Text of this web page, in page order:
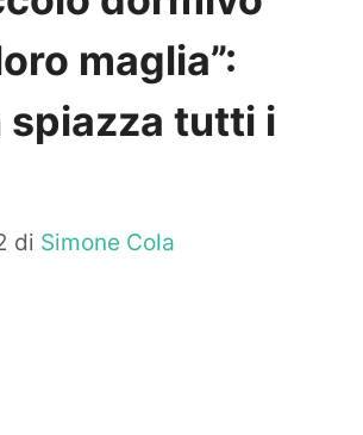
maglia”:
spiazza tutti i
di Simone Cola